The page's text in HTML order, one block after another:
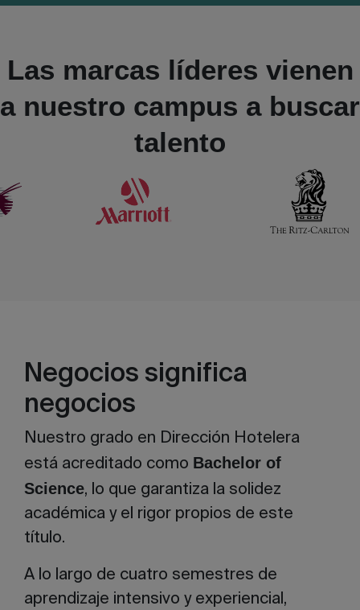
Las marcas líderes vienen
a nuestro campus a buscar
talento
Negocios significa
negocios
Nuestro grado en Dirección Hotelera
está acreditado como Bachelor of
Science, lo que garantiza la solidez
académica y el rigor propios de este
título.
A lo largo de cuatro semestres de
aprendizaje intensivo y experiencial,